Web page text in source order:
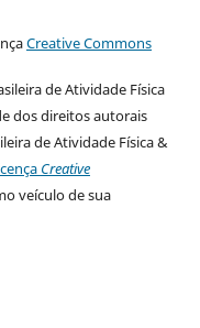
Creative Commons
de Atividade Física
dos direitos autorais
de Atividade Física &
Creative
veículo de sua